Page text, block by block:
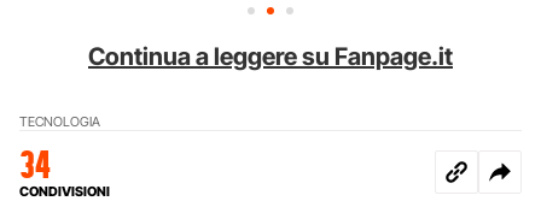
Continua a leggere su Fanpage.it
TECNOLOGIA
34
CONDIVISIONI